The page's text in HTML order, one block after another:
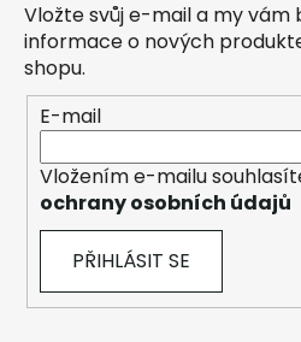
Vložte svůj e-mail a my vám
informace o nových
shopu.
E-mail
Vložením e-mailu
ochrany osobních údajů
PŘIHLÁSIT SE